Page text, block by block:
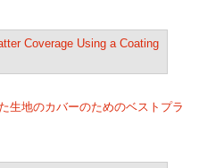
生地のカバーのためのベストプラ